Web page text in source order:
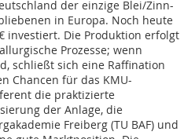
der einzige Blei/Zinn-
in Europa. Noch heute
investiert. Die Produktion erfolgt
Prozesse; wenn
schließt sich eine Raffination
Chancen für das KMU-
die praktizierte
der Anlage, die
Freiberg (TU BAF) und